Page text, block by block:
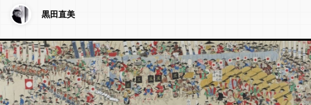
黒田直美